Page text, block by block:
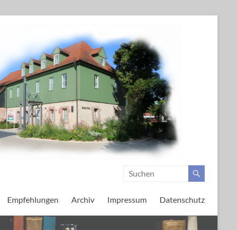
Empfehlungen Archiv Impressum Datenschutz